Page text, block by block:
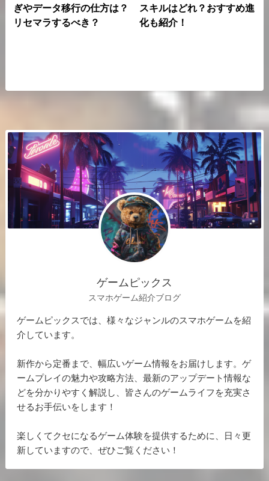
ぎやデータ移行の仕方は？
リセマラするべき？
スキルはどれ？おすすめ進
化も紹介！
ゲームピックス
スマホゲーム紹介ブログ
ゲームピックスでは、様々なジャンルのスマホゲームを紹
介しています。
新作から定番まで、幅広いゲーム情報をお届けします。ゲ
ームプレイの魅力や攻略方法、最新のアップデート情報な
どを分かりやすく解説し、皆さんのゲームライフを充実さ
せるお手伝いをします！
楽しくてクセになるゲーム体験を提供するために、日々更
新していますので、ぜひご覧ください！